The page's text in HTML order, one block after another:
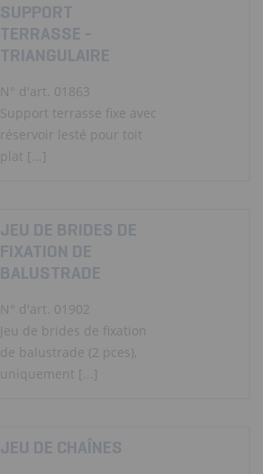
SUPPORT
TERRASSE -
TRIANGULAIRE
N° d'art. 01863
Support terrasse fixe avec
réservoir lesté pour toit
plat [...]
JEU DE BRIDES DE
FIXATION DE
BALUSTRADE
N° d'art. 01902
Jeu de brides de fixation
de balustrade (2 pces),
uniquement [...]
JEU DE CHAÎNES